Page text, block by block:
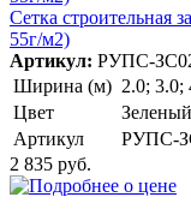
Сетка строительная
55г/м2)
Артикул: РУПС-
Ширина (м) 2.0; 3.0;
Цвет
Зеленый
Артикул
РУПС-
2 835 руб.